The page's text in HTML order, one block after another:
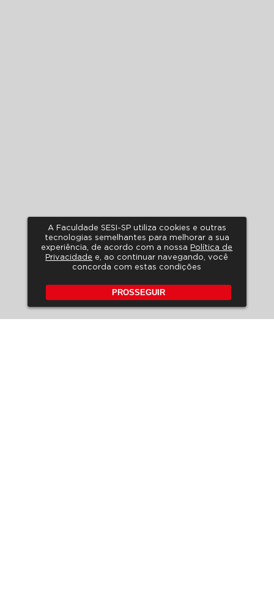
A Faculdade SESI-SP utiliza cookies e outras
tecnologias semelhantes para melhorar a sua
experiência, de acordo com a nossa Política de
Privacidade e, ao continuar navegando, você
concorda com estas condições
PROSSEGUIR